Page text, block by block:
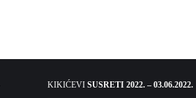
KIKIĆEVI SUSRETI 2022. – 03.06.2022.